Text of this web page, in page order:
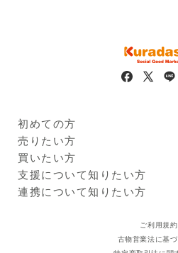
ル
小
肉
保存方法
販売者の名称及び住所
商品画像はイメージのため、実際
県
県
県
初めての方
Kuradashiとは
ご利用ガイド
売りたい方
クラダシに出品する
出品企業
買いたい方
商品一覧
ログイン・新規登録
支援について知りたい方
支援レポート
連携について知りたい方
ご利用規約
古物営業法に基